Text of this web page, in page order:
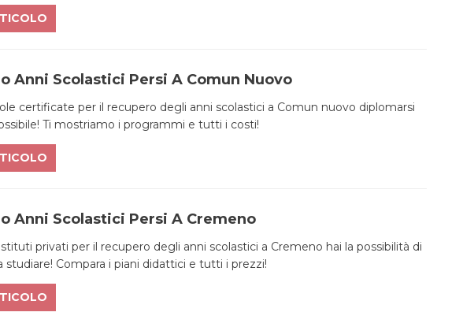
Anni Scolastici Persi A Comun Nuovo
certificate per il recupero degli anni scolastici a Comun nuovo diplomarsi
Ti mostriamo i programmi e tutti i costi!
Anni Scolastici Persi A Cremeno
privati per il recupero degli anni scolastici a Cremeno hai la possibilità di
studiare! Compara i piani didattici e tutti i prezzi!